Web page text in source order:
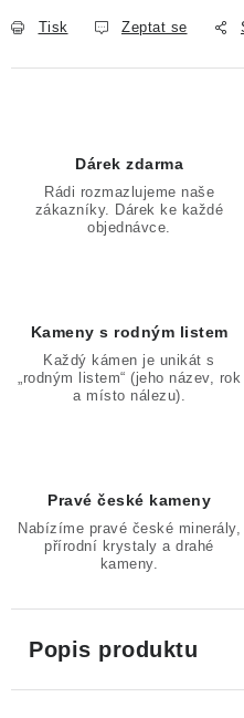
Tisk Zeptat se
Dárek zdarma
Rádi rozmazlujeme naše
zákazníky. Dárek ke každé
objednávce.
Kameny s rodným listem
Každý kámen je unikát s
„rodným listem“ (jeho název, rok
a místo nálezu).
Pravé české kameny
Nabízíme pravé české minerály,
přírodní krystaly a drahé
kameny.
Popis produktu